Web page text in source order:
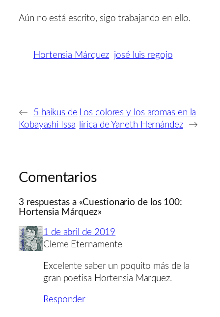
Aún no está escrito, sigo trabajando en ello.
Hortensia Márquez josé luis regojo
←
5 haikus de
Kobayashi Issa
Los colores y los aromas en la
lírica de Yaneth Hernández
→
Comentarios
3 respuestas a «Cuestionario de los 100:
Hortensia Márquez»
1 de abril de 2019
Cleme Eternamente
Excelente saber un poquito más de la
gran poetisa Hortensia Marquez.
Responder